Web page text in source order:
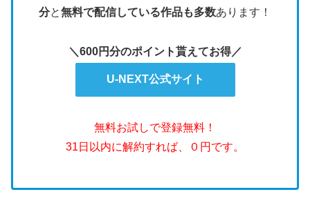
分と無料で配信している作品も多数あります！
＼600円分のポイント貰えてお得／
U-NEXT公式サイト
無料お試しで登録無料！
31日以内に解約すれば、０円です。